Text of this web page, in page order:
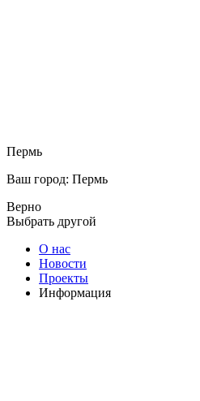
Пермь
Ваш город: Пермь
Верно
Выбрать другой
О нас
Новости
Проекты
Информация